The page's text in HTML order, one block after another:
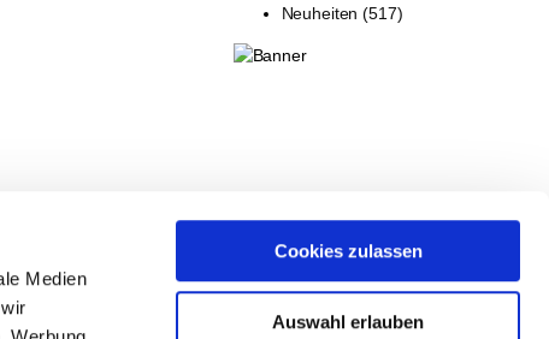
Medien
Cookies zulassen
Auswahl erlauben
Neuheiten (517)